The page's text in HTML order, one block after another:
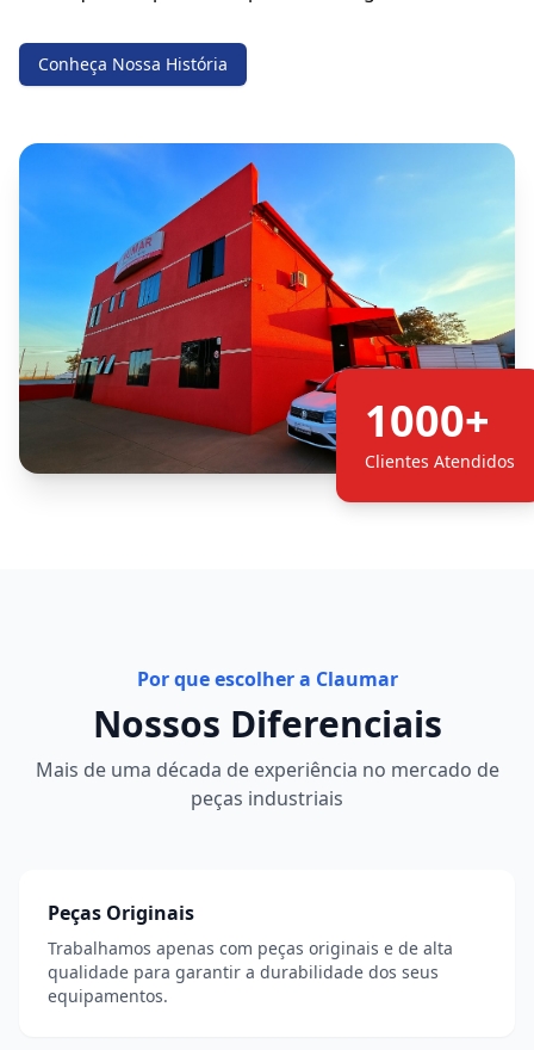
1000+
Clientes Atendidos
Conheça Nossa História
Por que escolher a Claumar
Nossos Diferenciais
Mais de uma década de experiência no mercado de
peças industriais
Peças Originais
Trabalhamos apenas com peças originais e de alta
qualidade para garantir a durabilidade dos seus
equipamentos.